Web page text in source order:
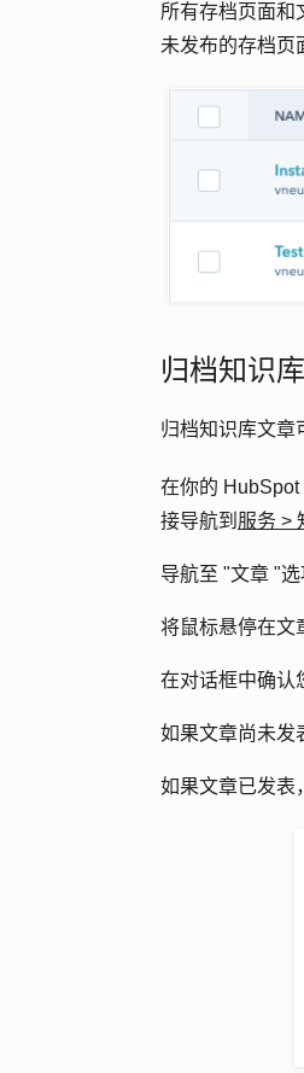
所有存档页面和
未发布的存档页
归档知识
归档知识库文章
在你的 HubSpot
接导航到 服务 >
导航至 "文章 "选
将鼠标悬停在文
在对话框中确认
如果文章尚未发
如果文章已发表